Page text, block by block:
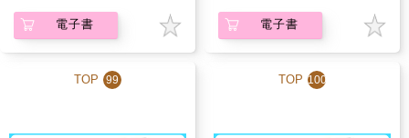
電子書 電子書
TOP 99 TOP 100